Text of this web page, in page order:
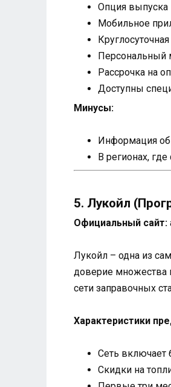
Опция выпуска
Мобильное
Персональный
Рассрочка на
Доступны
Минусы:
Информация об
В регионах,
5. Лукойл
Официальный сайт:
Лукойл – одна из
доверие множества
сети заправочных
Характеристики
Сеть включает
Скидки на